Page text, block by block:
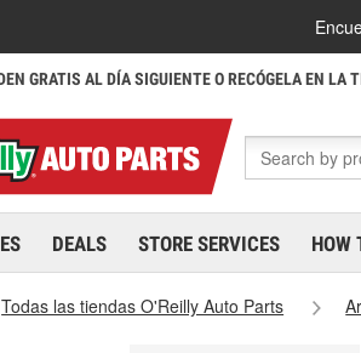
GRATIS AL DÍA SIGUIENTE O RECÓGELA EN LA
DEALS STORE SERVICES HOW
Todas las tiendas O'Reilly Auto Parts